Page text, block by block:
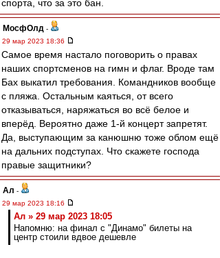
спорта, что за это бан.
МосфОлд -
29 мар 2023 18:36
Самое время настало поговорить о правах
наших спортсменов на гимн и флаг. Вроде там
Бах выкатил требования. Командников вообще
с пляжа. Остальным каяться, от всего
отказываться, наряжаться во всё белое и
вперёд. Вероятно даже 1-й концерт запретят.
Да, выступающим за канюшню тоже облом ещё
на дальних подступах. Что скажете господа
правые защитники?
Ал -
29 мар 2023 18:16
Ал » 29 мар 2023 18:05
Напомню: на финал с "Динамо" билеты на
центр стоили вдвое дешевле